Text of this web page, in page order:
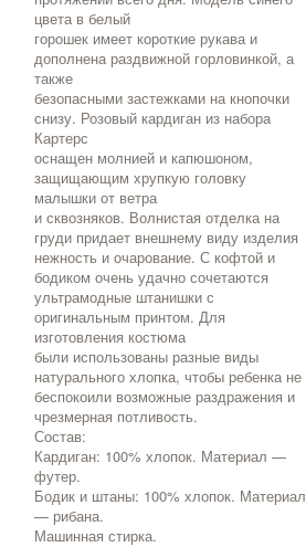
цвета в белый
горошек имеет короткие рукава и
дополнена раздвижной горловинкой, а
также
безопасными застежками на кнопочки
снизу. Розовый кардиган из набора
Картерс
оснащен молнией и капюшоном,
защищающим хрупкую головку
малышки от ветра
и сквозняков. Волнистая отделка на
груди придает внешнему виду изделия
нежность и очарование. С кофтой и
бодиком очень удачно сочетаются
ультрамодные штанишки с
оригинальным принтом. Для
изготовления костюма
были использованы разные виды
натурального хлопка, чтобы ребенка не
беспокоили возможные раздражения и
чрезмерная потливость.
Состав:
Кардиган: 100% хлопок. Материал —
футер.
Бодик и штаны: 100% хлопок. Материал
— рибана.
Машинная стирка.